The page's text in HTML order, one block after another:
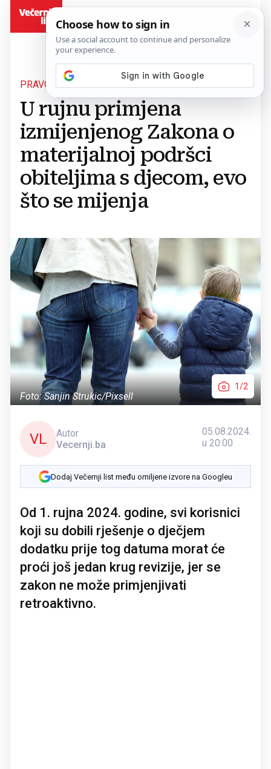
PRAVO NA DJEČIJI DODATAK
U rujnu primjena
izmijenjenog Zakona o
materijalnoj podršci
obiteljima s djecom, evo
što se mijenja
Foto: Sanjin Strukic/Pixsell
1/2
VL
Autor
Vecernji.ba
05.08.2024.
u 20:00
Dodaj Večernji list među omiljene izvore na Googleu
Od 1. rujna 2024. godine, svi korisnici
koji su dobili rješenje o dječjem
dodatku prije tog datuma morat će
proći još jedan krug revizije, jer se
zakon ne može primjenjivati
retroaktivno.